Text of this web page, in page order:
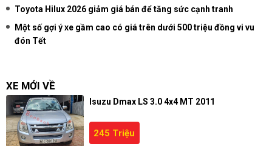
Toyota Hilux 2026 giảm giá bán để tăng sức cạnh tranh
Một số gợi ý xe gầm cao có giá trên dưới 500 triệu đồng vi vu
đón Tết
XE MỚI VỀ
Isuzu Dmax LS 3.0 4x4 MT 2011
245 Triệu